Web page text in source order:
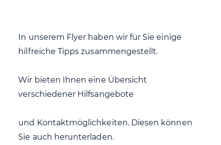
In unserem Flyer haben wir für Sie einige
hilfreiche Tipps zusammengestellt.
Wir bieten Ihnen eine Übersicht
verschiedener Hilfsangebote
und Kontaktmöglichkeiten. Diesen können
Sie auch herunterladen.